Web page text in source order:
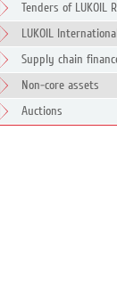
Tenders of LUKOIL
LUKOIL
Supply chain
Non-core assets
Auctions